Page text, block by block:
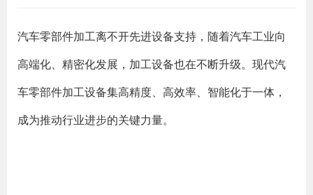
汽车零部件加工离不开先进设备支持，随着汽车工业向
高端化、精密化发展，加工设备也在不断升级。现代汽
车零部件加工设备集高精度、高效率、智能化于一体，
成为推动行业进步的关键力量。